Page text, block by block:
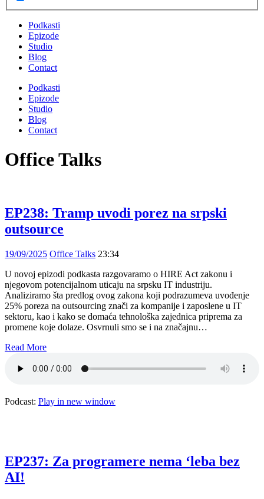
Podkasti
Epizode
Studio
Blog
Contact
Podkasti
Epizode
Studio
Blog
Contact
Office Talks
EP238: Tramp uvodi porez na srpski
outsource
19/09/2025 Office Talks 23:34
U novoj epizodi podkasta razgovaramo o HIRE Act zakonu i
njegovom potencijalnom uticaju na srpsku IT industriju.
Analiziramo šta predlog ovog zakona koji podrazumeva uvođenje
25% poreza na outsourcing znači za kompanije i zaposlene u IT
sektoru, kao i kako se domaća tehnološka zajednica priprema za
promene koje dolaze. Osvrnuli smo se i na značajnu…
Read More
Podcast: Play in new window
EP237: Za programere nema ‘leba bez
AI!